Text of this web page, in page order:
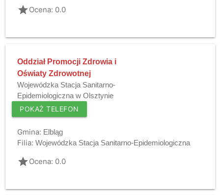
gradeOcena: 0.0
Oddział Promocji Zdrowia i
Oświaty Zdrowotnej
Wojewódzka Stacja Sanitarno-
Epidemiologiczna w Olsztynie
POKAŻ TELEFON
Gmina: Elbląg
Filia: Wojewódzka Stacja Sanitarno-Epidemiologiczna
gradeOcena: 0.0